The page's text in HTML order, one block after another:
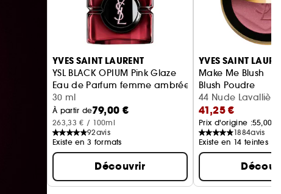
Ignorer le carrousel produits
YVES SAINT LAURENT
YSL BLACK OPIUM Pink Glaze
Eau de Parfum femme ambrée florale & note de
30 ml
À partir de79,00 €
263,33 € / 100ml
92avis
Existe en 3 formats
Découvrir
YVES SAINT
Make Me Blush
Blush Poudre
44 Nude
41,25 €
Prix d'origine :55,00 €
1884avis
Existe en 14 teintes